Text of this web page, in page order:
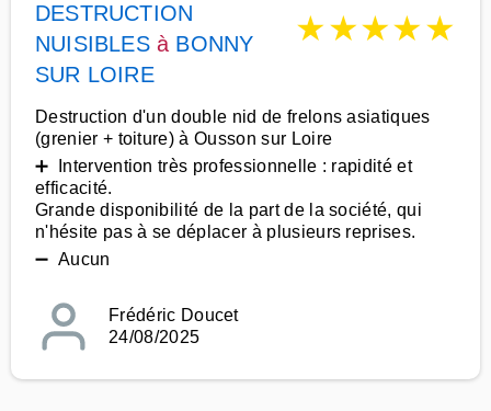
DESTRUCTION
NUISIBLESà BONNY
SUR LOIRE
★★★★★
Destruction d'un double nid de frelons asiatiques
(grenier + toiture) à Ousson sur Loire
➕ Intervention très professionnelle : rapidité et
efficacité.
Grande disponibilité de la part de la société, qui
n'hésite pas à se déplacer à plusieurs reprises.
➖ Aucun
Frédéric Doucet
24/08/2025